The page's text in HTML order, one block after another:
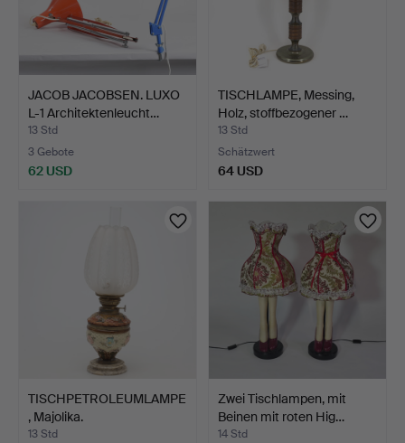
JACOB JACOBSEN. LUXO
L-1 Architektenleucht…
13 Std
3 Gebote
62 USD
TISCHLAMPE, Messing,
Holz, stoffbezogener …
13 Std
Schätzwert
64 USD
TISCHPETROLEUMLAMPE
, Majolika.
13 Std
Zwei Tischlampen, mit
Beinen mit roten Hig…
14 Std